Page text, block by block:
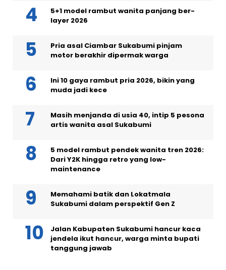
5+1 model rambut wanita panjang ber-
layer 2026
Pria asal Ciambar Sukabumi pinjam
motor berakhir dipermak warga
Ini 10 gaya rambut pria 2026, bikin yang
muda jadi kece
Masih menjanda di usia 40, intip 5 pesona
artis wanita asal Sukabumi
5 model rambut pendek wanita tren 2026:
Dari Y2K hingga retro yang low-
maintenance
Memahami batik dan Lokatmala
Sukabumi dalam perspektif Gen Z
Jalan Kabupaten Sukabumi hancur kaca
jendela ikut hancur, warga minta bupati
tanggung jawab